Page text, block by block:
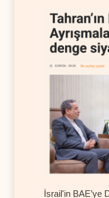
İsrail'in BAE’ye